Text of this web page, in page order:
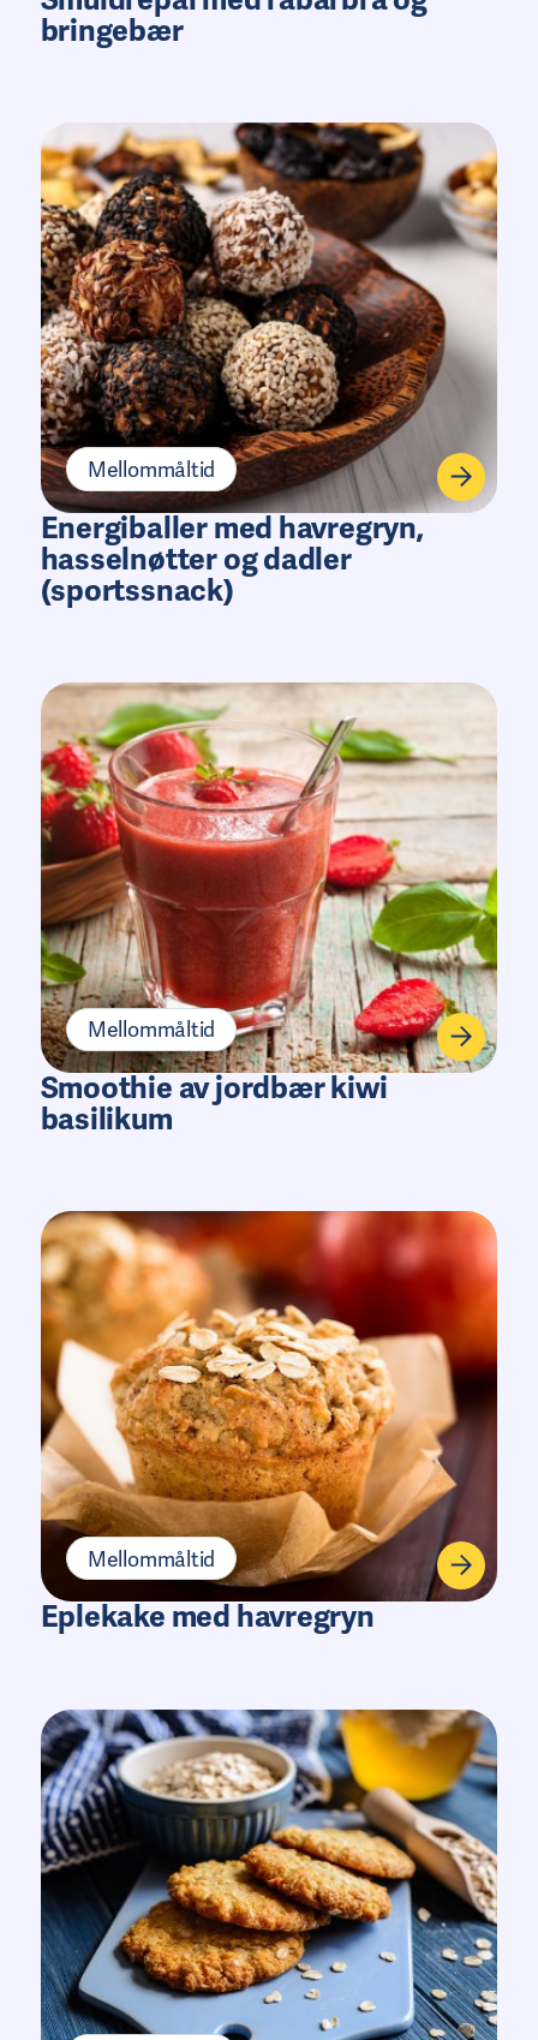
bringebær
Mellommåltid
Energiballer med havregryn,
hasselnøtter og dadler
(sportssnack)
Mellommåltid
Smoothie av jordbær kiwi
basilikum
Mellommåltid
Eplekake med havregryn